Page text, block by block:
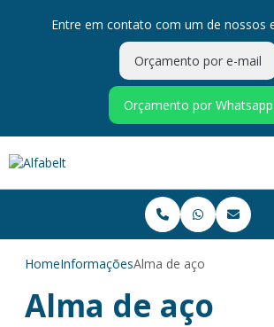
Entre em contato com um de nossos
Orçamento por e-mail
Orçamento por Whatsapp
HomeInformaçõesAlma de aço
Alma de aço